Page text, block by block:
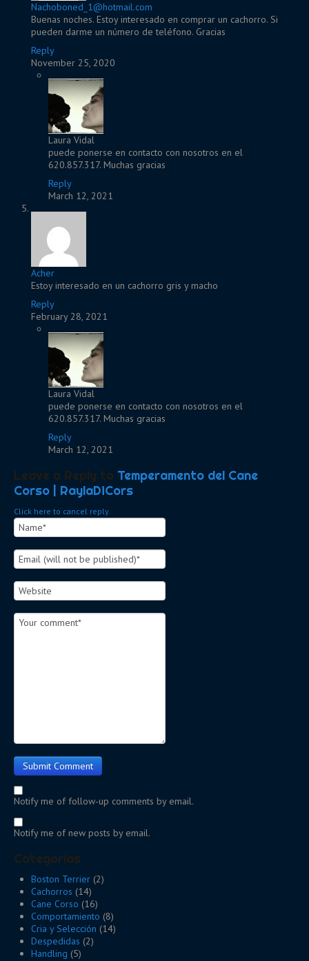
Nachoboned_1@hotmail.com
Buenas noches. Estoy interesado en comprar un cachorro. Si
pueden darme un número de teléfono. Gracias
Reply
November 25, 2020
Laura Vidal
puede ponerse en contacto con nosotros en el
620.857.317. Muchas gracias
Reply
March 12, 2021
Acher
Estoy interesado en un cachorro gris y macho
Reply
February 28, 2021
Laura Vidal
puede ponerse en contacto con nosotros en el
620.857.317. Muchas gracias
Reply
March 12, 2021
Leave a Reply to Temperamento del Cane
Corso | RaylaDiCors
Click here to cancel reply.
Notify me of follow-up comments by email.
Notify me of new posts by email.
Categorías
Boston Terrier (2)
Cachorros (14)
Cane Corso (16)
Comportamiento (8)
Cria y Selección (14)
Despedidas (2)
Handling (5)